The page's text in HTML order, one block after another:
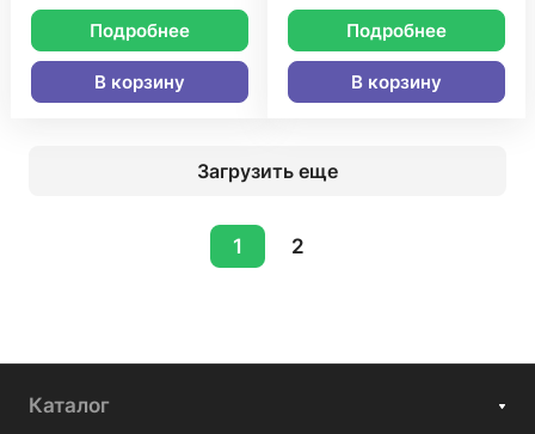
Подробнее
В корзину
Подробнее
В корзину
Загрузить еще
1 2
Каталог